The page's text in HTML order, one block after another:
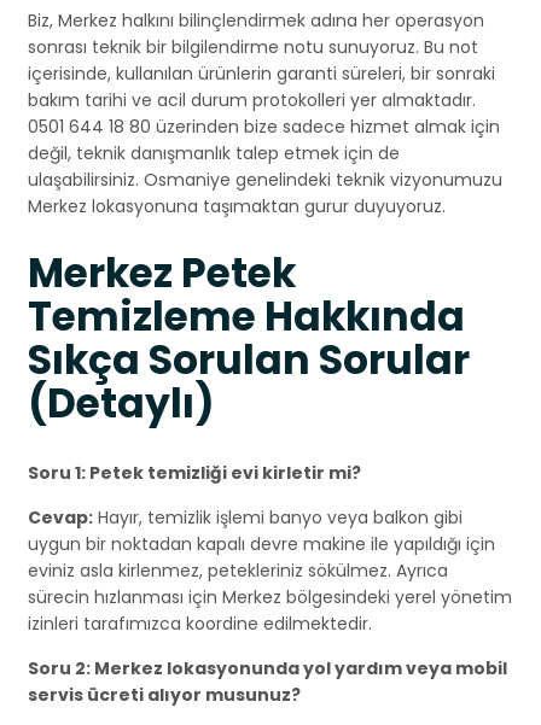
Biz, Merkez halkını bilinçlendirmek adına her operasyon
sonrası teknik bir bilgilendirme notu sunuyoruz. Bu not
içerisinde, kullanılan ürünlerin garanti süreleri, bir sonraki
bakım tarihi ve acil durum protokolleri yer almaktadır.
0501 644 18 80 üzerinden bize sadece hizmet almak için
değil, teknik danışmanlık talep etmek için de
ulaşabilirsiniz. Osmaniye genelindeki teknik vizyonumuzu
Merkez lokasyonuna taşımaktan gurur duyuyoruz.
Merkez Petek
Temizleme Hakkında
Sıkça Sorulan Sorular
(Detaylı)
Soru 1: Petek temizliği evi kirletir mi?
Cevap: Hayır, temizlik işlemi banyo veya balkon gibi
uygun bir noktadan kapalı devre makine ile yapıldığı için
eviniz asla kirlenmez, petekleriniz sökülmez. Ayrıca
sürecin hızlanması için Merkez bölgesindeki yerel yönetim
izinleri tarafımızca koordine edilmektedir.
Soru 2: Merkez lokasyonunda yol yardım veya mobil
servis ücreti alıyor musunuz?